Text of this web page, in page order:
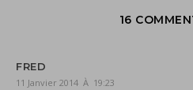
16
FRED
11 Janvier 2014 À 19:23